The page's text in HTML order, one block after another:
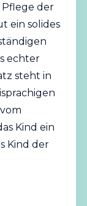
Pflege der
ein solides
echter
steht in
Kind ein
Kind der